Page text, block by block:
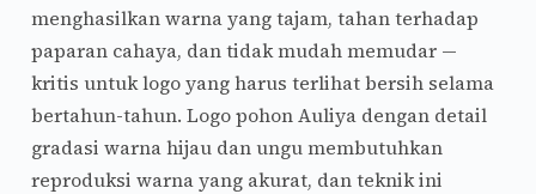
menghasilkan warna yang tajam, tahan terhadap
paparan cahaya, dan tidak mudah memudar —
kritis untuk logo yang harus terlihat bersih selama
bertahun-tahun. Logo pohon Auliya dengan detail
gradasi warna hijau dan ungu membutuhkan
reproduksi warna yang akurat, dan teknik ini